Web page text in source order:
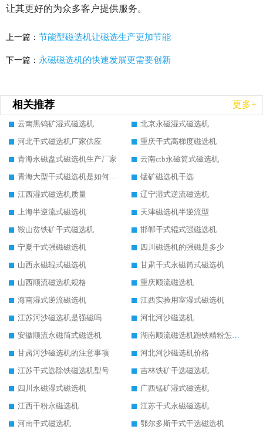
让其更好的为众多客户提供服务。
上一篇： 节能型磁选机让磁选生产更加节能
下一篇： 永磁磁选机的快速发展更需要创新
相关推荐 更多+
云南黑钨矿湿式磁选机
北京永磁湿式磁选机
河北干式磁选机厂家供应
重庆干式高梯度磁选机
青海永磁盘式磁选机生产厂家
云南ctb永磁筒式磁选机
青海大型干式磁选机是如何选矿的
锰矿磁选机干选
江西湿式磁选机质量
辽宁湿式逆流磁选机
上海半逆流式磁选机
天津磁选机半逆流型
鞍山贫铁矿干式磁选机
邯郸干式辊式强磁选机
宁夏干式强磁磁选机
四川磁选机的强磁是多少
山西永磁辊式磁选机
甘肃干式永磁筒式磁选机
山西顺流磁选机规格
重庆顺流磁选机
海南湿式逆流磁选机
江西实验用室湿式磁选机
江苏河沙磁选机是强磁吗
河北河沙磁选机
安徽顺流永磁筒式磁选机
湖南顺流磁选机跑铁精粉怎么处理
甘肃河沙磁选机的注意事项
河北河沙磁选机价格
江苏干式选除铁磁选机型号
吉林铁矿干选磁选机
四川永磁湿式磁选机
广西锰矿湿式磁选机
江西干粉永磁选机
江苏干式永磁磁选机
河南干式磁选机
鄂尔多斯干式干选磁选机